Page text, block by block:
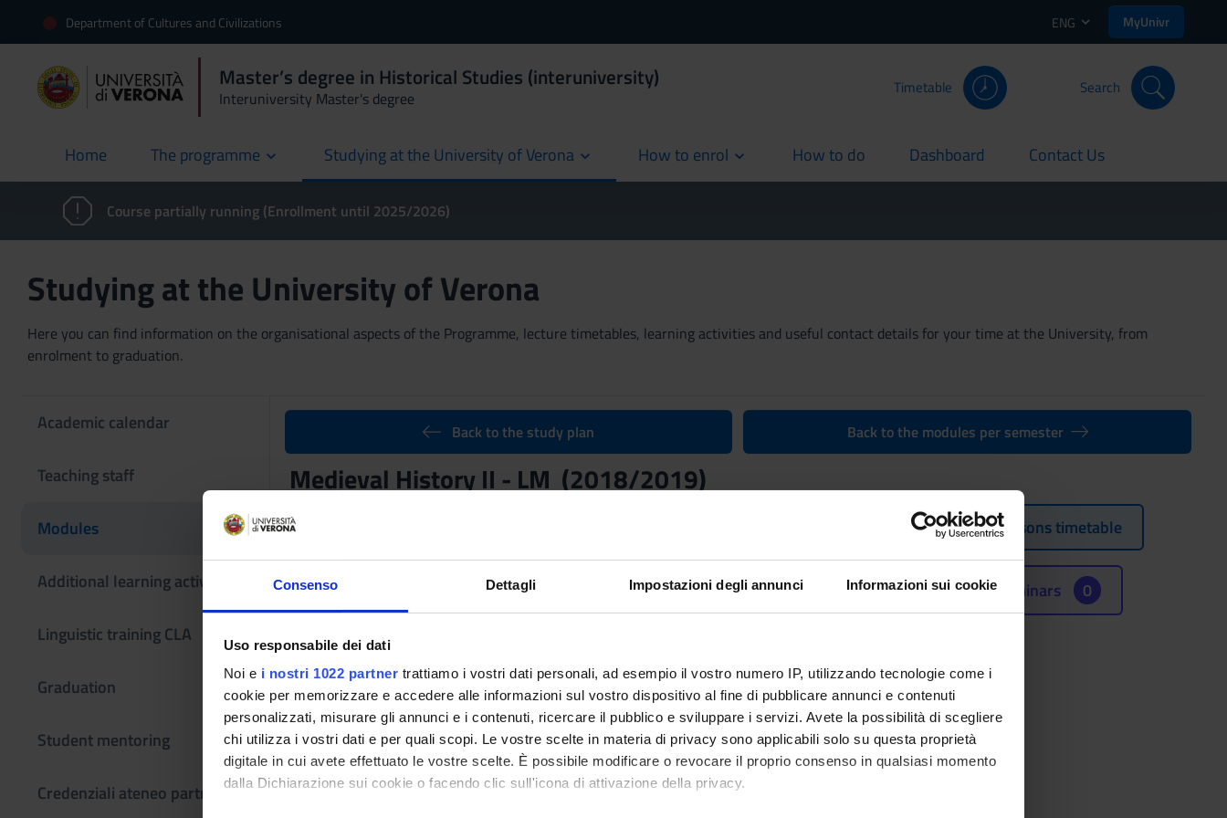
Consenso Dettagli Impostazioni degli annunci Informazioni sui cookie
Uso responsabile dei dati
Noi e i nostri 1022 partner trattiamo i vostri dati personali, ad esempio il vostro numero IP, utilizzando tecnologie come i
cookie per memorizzare e accedere alle informazioni sul vostro dispositivo al fine di pubblicare annunci e contenuti
personalizzati, misurare gli annunci e i contenuti, ricercare il pubblico e sviluppare i servizi. Avete la possibilità di scegliere
chi utilizza i vostri dati e per quali scopi. Le vostre scelte in materia di privacy sono applicabili solo su questa proprietà
digitale in cui avete effettuato le vostre scelte. È possibile modificare o revocare il proprio consenso in qualsiasi momento
dalla Dichiarazione sui cookie o facendo clic sull'icona di attivazione della privacy.
Department of Cultures and Civilizations ENG MyUnivr
Master’s degree in Historical Studies (interuniversity)
Interuniversity Master's degree
Timetable Search
Home
current The programme Studying at the University of Verona How to enrol How to do
current Dashboard
current Contact Us
current
Course partially running (Enrollment until 2025/2026)
Studying at the University of Verona
Here you can find information on the organisational aspects of the Programme, lecture timetables, learning activities and useful contact details for your time at the University, from
enrolment to graduation.
Academic calendar
Teaching staff
Modules
Additional learning activities
Linguistic training CLA
Graduation
Student mentoring
Credenziali ateneo partner
Back to the study plan Back to the modules per semester
Medieval History II - LM (2018/2019)
Teaching code
4S003215
Giuseppe Albertoni
Credits
6
Language
Italian
Scientific Disciplinary Sector (SSD)
M-STO/01 - MEDIEVAL HISTORY
Period
Sem. I Trento dal Sep 17, 2018 al Dec 21, 2018.
Lessons timetable
Seminars 0